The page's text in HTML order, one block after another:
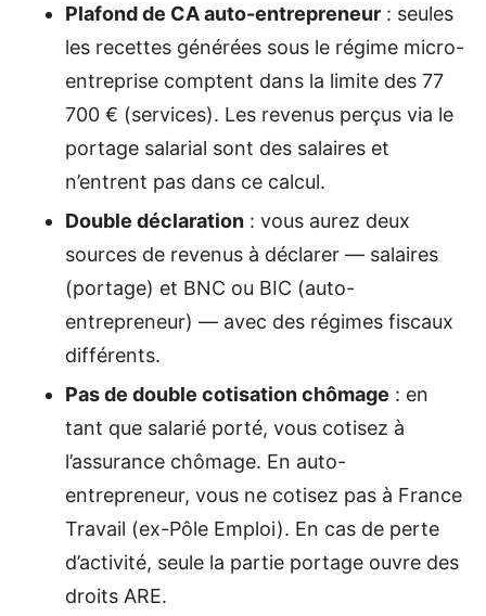
Plafond de CA auto-entrepreneur : seules
les recettes générées sous le régime micro-
entreprise comptent dans la limite des 77
700 € (services). Les revenus perçus via le
portage salarial sont des salaires et
n’entrent pas dans ce calcul.
Double déclaration : vous aurez deux
sources de revenus à déclarer — salaires
(portage) et BNC ou BIC (auto-
entrepreneur) — avec des régimes fiscaux
différents.
Pas de double cotisation chômage : en
tant que salarié porté, vous cotisez à
l’assurance chômage. En auto-
entrepreneur, vous ne cotisez pas à France
Travail (ex-Pôle Emploi). En cas de perte
d’activité, seule la partie portage ouvre des
droits ARE.